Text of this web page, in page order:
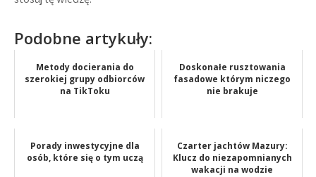
Podobne artykuły:
Metody docierania do
szerokiej grupy odbiorców
na TikToku
Doskonałe rusztowania
fasadowe którym niczego
nie brakuje
Porady inwestycyjne dla
osób, które się o tym uczą
Czarter jachtów Mazury:
Klucz do niezapomnianych
wakacji na wodzie